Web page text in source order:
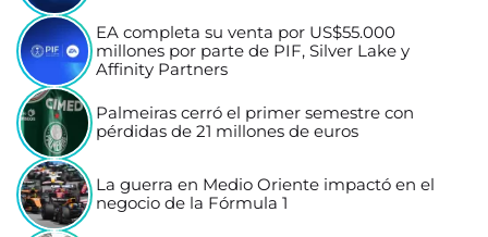
EA completa su venta por US$55.000
millones por parte de PIF, Silver Lake y
Affinity Partners
Palmeiras cerró el primer semestre con
pérdidas de 21 millones de euros
La guerra en Medio Oriente impactó en el
negocio de la Fórmula 1